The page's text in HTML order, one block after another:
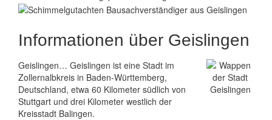
Informationen über Geislingen
Geislingen… Geislingen ist eine Stadt im
Zollernalbkreis in Baden-Württemberg,
Deutschland, etwa 60 Kilometer südlich von
Stuttgart und drei Kilometer westlich der
Kreisstadt Balingen.